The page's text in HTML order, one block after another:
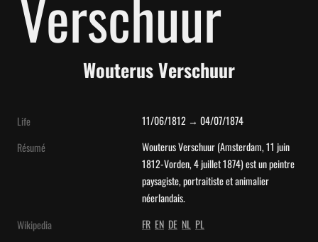
Wouterus Verschuur
Life
11/06/1812 → 04/07/1874
Résumé
Wouterus Verschuur (Amsterdam, 11 juin
1812-Vorden, 4 juillet 1874) est un peintre
paysagiste, portraitiste et animalier
néerlandais.
Wikipedia
FR EN DE NL PL